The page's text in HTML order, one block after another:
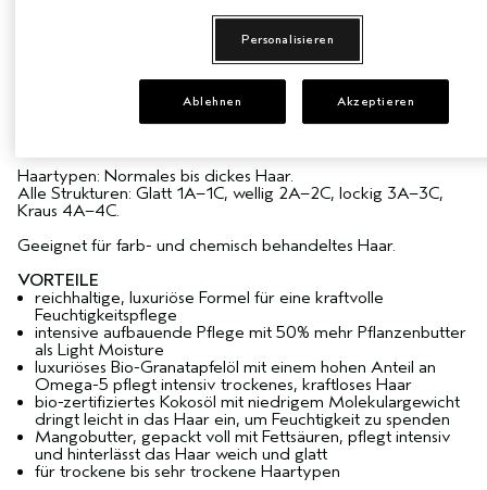
Feuchtigkeitspflege mit Nährstoff-Power für üppiges und
Luxuriöser Conditioner mit veganer Superfood-Komposition
aus hochwirksamer Pflanzenbutter und -ölen, um trockenes
Haar mit aufbauender, nährstoffreicher Feuchtigkeitspflege
Haartypen: Normales bis dickes Haar.
Alle Strukturen: Glatt 1A–1C, wellig 2A–2C, lockig 3A–3C,
Kraus 4A–4C.
Geeignet für farb- und chemisch behandeltes Haar.
VORTEILE
reichhaltige, luxuriöse Formel für eine kraftvolle
Feuchtigkeitspflege
intensive aufbauende Pflege mit 50% mehr Pflanzenbutter
als Light Moisture
luxuriöses Bio-Granatapfelöl mit einem hohen Anteil an
Omega-5 pflegt intensiv trockenes, kraftloses Haar
bio-zertifiziertes Kokosöl mit niedrigem Molekulargewicht
dringt leicht in das Haar ein, um Feuchtigkeit zu spenden
Mangobutter, gepackt voll mit Fettsäuren, pflegt intensiv
und hinterlässt das Haar weich und glatt
für trockene bis sehr trockene Haartypen
Personalisieren
Ablehnen Akzeptieren